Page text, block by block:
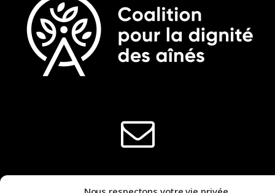
Tous droits réservés © 2026 Coalition
pour la dignité des aînés